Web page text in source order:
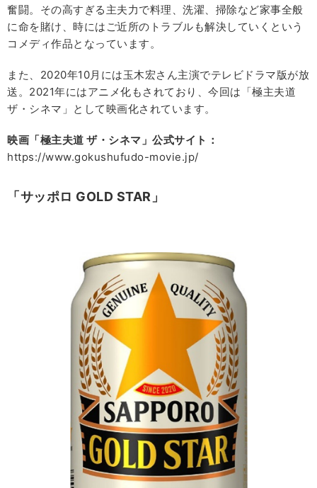
奮闘。その高すぎる主夫力で料理、洗濯、掃除など家事全般
に命を賭け、時にはご近所のトラブルも解決していくという
コメディ作品となっています。
また、2020年10月には玉木宏さん主演でテレビドラマ版が放
送。2021年にはアニメ化もされており、今回は「極主夫道
ザ・シネマ」として映画化されています。
映画「極主夫道 ザ・シネマ」公式サイト：
https://www.gokushufudo-movie.jp/
「サッポロ GOLD STAR 」